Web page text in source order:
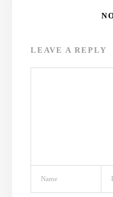
LEAVE A REPLY